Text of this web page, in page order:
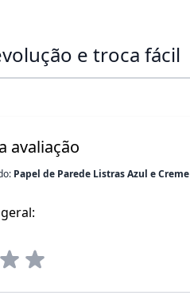
e troca fácil
avaliação
Papel de Parede Listras Azul e Creme